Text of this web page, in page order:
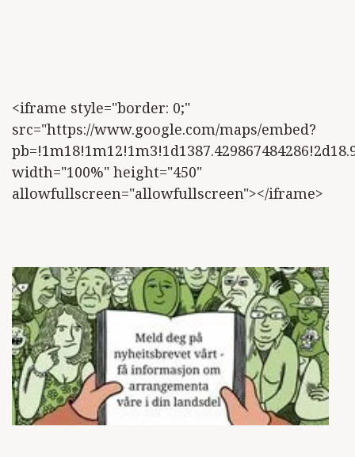
<iframe style="border: 0;"
src="https://www.google.com/maps/embed?
width="100%" height="450"
allowfullscreen="allowfullscreen"></iframe>